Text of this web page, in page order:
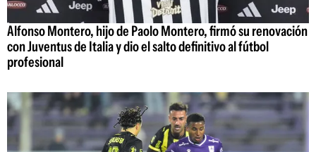
Alfonso Montero, hijo de Paolo Montero, firmó su renovación
con Juventus de Italia y dio el salto definitivo al fútbol
profesional